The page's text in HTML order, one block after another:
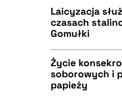
BIBTEX
BIBTEX
CZYSTY
Laicyzacja
czasach
Gomułki
Życie
soborowych i
papieży